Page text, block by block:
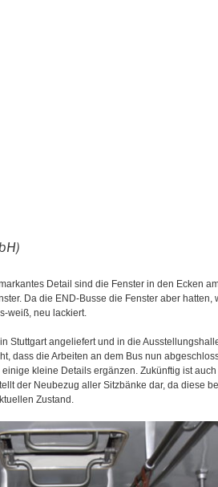
Detail sind die Fenster in den Ecken
Da die END-Busse die Fenster aber hatten,
weiß, neu lackiert.
Stuttgart angeliefert und in die
dass die Arbeiten an dem Bus nun
kleine Details ergänzen. Zukünftig ist
der Neubezug aller Sitzbänke dar, da diese
Zustand.